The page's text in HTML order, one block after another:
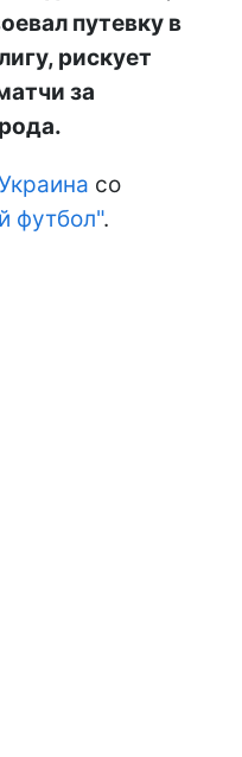
путевку в
рискует
за
со
футбол".